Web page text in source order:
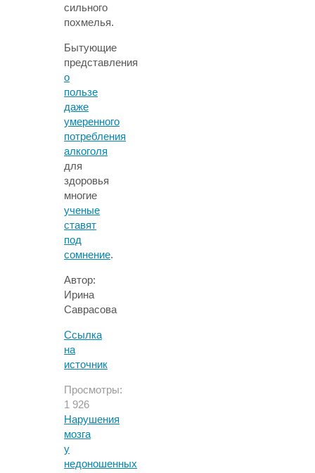
сильного
похмелья.
Бытующие
представления
о
пользе
даже
умеренного
потребления
алкоголя
для
здоровья
многие
ученые
ставят
под
сомнение.
Автор:
Ирина
Саврасова
Ссылка
на
источник
Просмотры:
1 926
Нарушения
мозга
у
недоношенных